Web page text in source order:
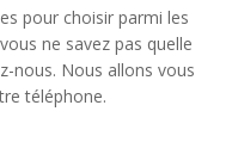
pour choisir parmi les
ne savez pas quelle
nous. Nous allons vous
téléphone.